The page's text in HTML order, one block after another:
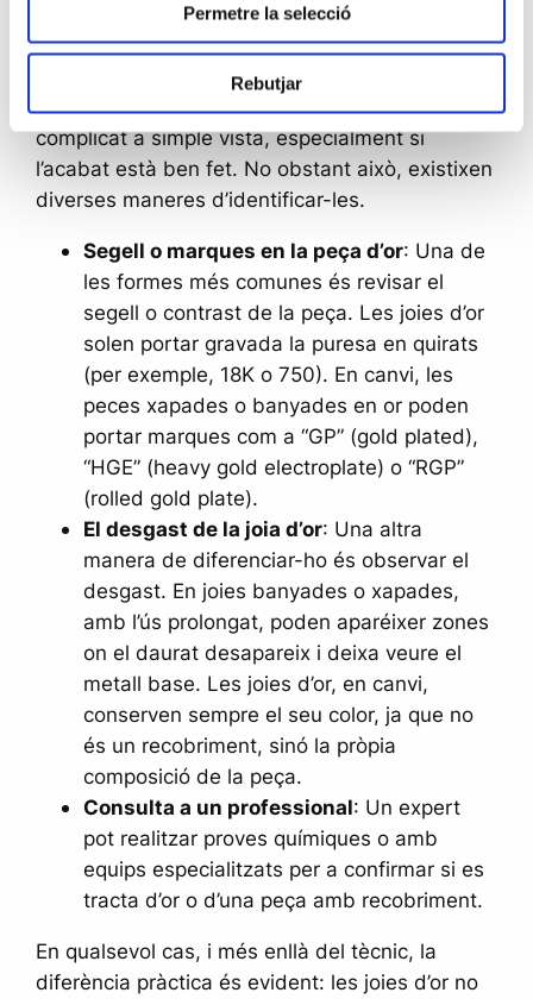
Permetre la selecció
Rebutjar
Distingir entre una joia d’or i una altra que és
simplement banyada o xapada en or pot ser
complicat a simple vista, especialment si
l’acabat està ben fet. No obstant això, existixen
diverses maneres d’identificar-les.
Segell o marques en la peça d’or: Una de
les formes més comunes és revisar el
segell o contrast de la peça. Les joies d’or
solen portar gravada la puresa en quirats
(per exemple, 18K o 750). En canvi, les
peces xapades o banyades en or poden
portar marques com a “GP” (gold plated),
“HGE” (heavy gold electroplate) o “RGP”
(rolled gold plate).
El desgast de la joia d’or: Una altra
manera de diferenciar-ho és observar el
desgast. En joies banyades o xapades,
amb l’ús prolongat, poden aparéixer zones
on el daurat desapareix i deixa veure el
metall base. Les joies d’or, en canvi,
conserven sempre el seu color, ja que no
és un recobriment, sinó la pròpia
composició de la peça.
Consulta a un professional: Un expert
pot realitzar proves químiques o amb
equips especialitzats per a confirmar si es
tracta d’or o d’una peça amb recobriment.
En qualsevol cas, i més enllà del tècnic, la
diferència pràctica és evident: les joies d’or no